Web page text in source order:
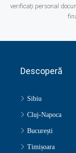
verificați personal
Descoperă
Sibiu
Cluj-Napoca
București
Timișoara